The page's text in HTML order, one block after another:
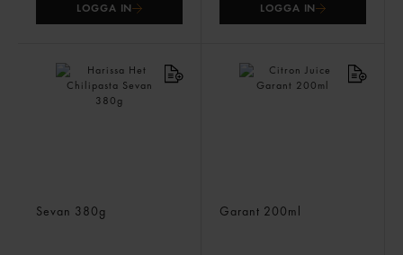
LOGGA IN LOGGA IN
Sevan 380g Garant 200ml